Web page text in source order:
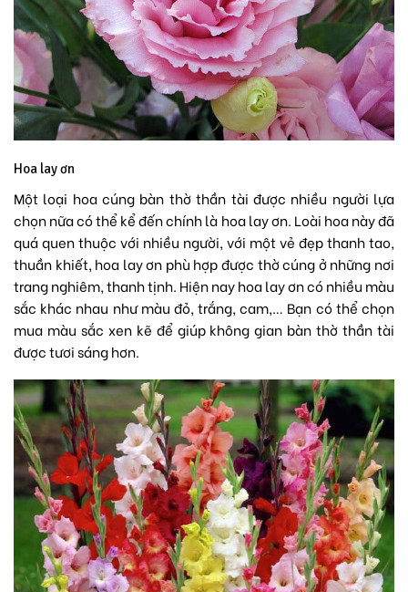
Hoa lay ơn
Một loại hoa cúng bàn thờ thần tài được nhiều người lựa
chọn nữa có thể kể đến chính là hoa lay ơn. Loài hoa này đã
quá quen thuộc với nhiều người, với một vẻ đẹp thanh tao,
thuần khiết, hoa lay ơn phù hợp được thờ cúng ở những nơi
trang nghiêm, thanh tịnh. Hiện nay hoa lay ơn có nhiều màu
sắc khác nhau như màu đỏ, trắng, cam,… Bạn có thể chọn
mua màu sắc xen kẽ để giúp không gian bàn thờ thần tài
được tươi sáng hơn.